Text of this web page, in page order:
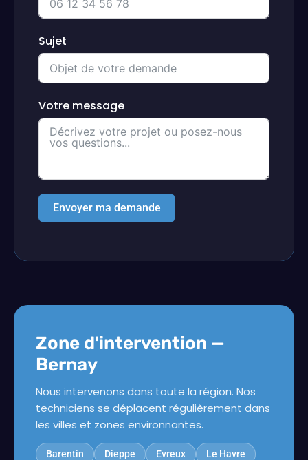
Sujet
Votre message
Envoyer ma demande
Zone d'intervention —
Bernay
Nous intervenons dans toute la région. Nos
techniciens se déplacent régulièrement dans
les villes et zones environnantes.
Barentin Dieppe Evreux Le Havre